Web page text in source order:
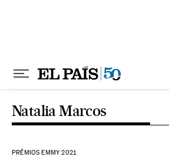
Natalia Marcos
PRÊMIOS EMMY 2021